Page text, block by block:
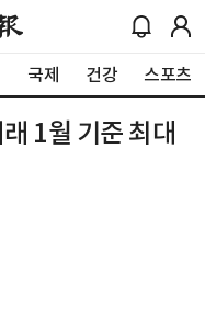
국제 건강 스포츠
1월 기준 최대